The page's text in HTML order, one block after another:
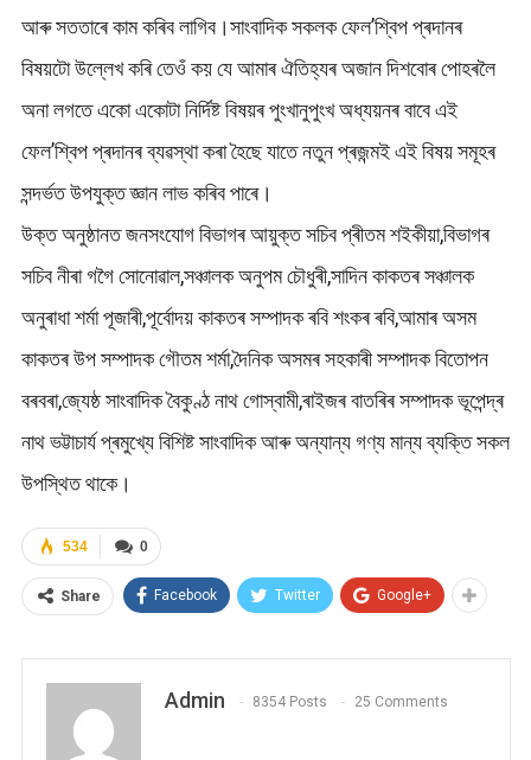
আৰু সততাৰে কাম কৰিব লাগিব।সাংবাদিক সকলক ফেল’শ্বিপ প্ৰদানৰ
বিষয়টো উল্লেখ কৰি তেওঁ কয় যে আমাৰ ঐতিহ্যৰ অজান দিশবোৰ পোহৰলৈ
অনা লগতে একো একোটা নিৰ্দিষ্ট বিষয়ৰ পুংখানুপুংখ অধ্যয়নৰ বাবে এই
ফেল’শ্বিপ প্ৰদানৰ ব্যৱস্থা কৰা হৈছে যাতে নতুন প্ৰজন্মই এই বিষয় সমূহৰ
সন্দৰ্ভত উপযুক্ত জ্ঞান লাভ কৰিব পাৰে।
উক্ত অনুষ্ঠানত জনসংযোগ বিভাগৰ আয়ুক্ত সচিব প্ৰীতম শইকীয়া,বিভাগৰ
সচিব নীৰা গগৈ সোনোৱাল,সঞ্চালক অনুপম চৌধুৰী,সাদিন কাকতৰ সঞ্চালক
অনুৰাধা শৰ্মা পূজাৰী,পূৰ্বোদয় কাকতৰ সম্পাদক ৰবি শংকৰ ৰবি,আমাৰ অসম
কাকতৰ উপ সম্পাদক গৌতম শৰ্মা,দৈনিক অসমৰ সহকাৰী সম্পাদক বিতোপন
বৰবৰা,জ্যেষ্ঠ সাংবাদিক বৈকুণ্ঠ নাথ গোস্বামী,ৰাইজৰ বাতৰিৰ সম্পাদক ভূপেন্দ্ৰ
নাথ ভট্টাচাৰ্য প্ৰমুখ্যে বিশিষ্ট সাংবাদিক আৰু অন্যান্য গণ্য মান্য ব্যক্তি সকল
উপস্থিত থাকে।
0
534
Share Facebook Twitter Google+
Admin 8354 Posts 25 Comments